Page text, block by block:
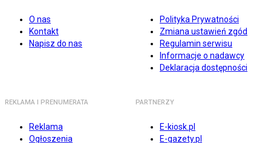
O nas
Kontakt
Napisz do nas
Polityka Prywatności
Zmiana ustawień zgód
Regulamin serwisu
Informacje o nadawcy
Deklaracja dostępności
REKLAMA I PRENUMERATA
Reklama
Ogłoszenia
PARTNERZY
E-kiosk.pl
E-gazety.pl